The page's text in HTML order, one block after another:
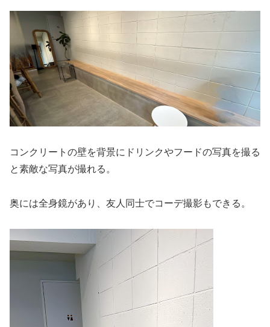
コンクリートの壁を背景にドリンクやフードの写真を撮る
と素敵な写真が撮れる。
奥には全身鏡があり、友人同士でコーデ撮影もできる。